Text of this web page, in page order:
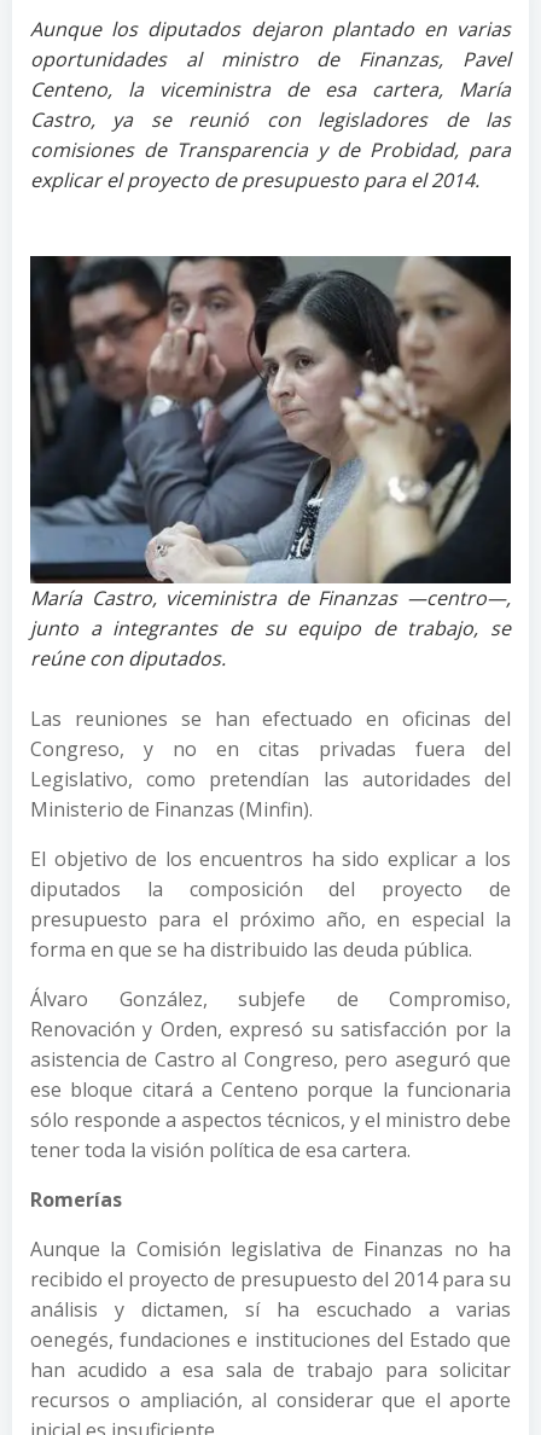
Aunque los diputados dejaron plantado en varias
oportunidades al ministro de Finanzas, Pavel
Centeno, la viceministra de esa cartera, María
Castro, ya se reunió con legisladores de las
comisiones de Transparencia y de Probidad, para
explicar el proyecto de presupuesto para el 2014.
María Castro, viceministra de Finanzas —centro—,
junto a integrantes de su equipo de trabajo, se
reúne con diputados.
Las reuniones se han efectuado en oficinas del
Congreso, y no en citas privadas fuera del
Legislativo, como pretendían las autoridades del
Ministerio de Finanzas (Minfin).
El objetivo de los encuentros ha sido explicar a los
diputados la composición del proyecto de
presupuesto para el próximo año, en especial la
forma en que se ha distribuido las deuda pública.
Álvaro González, subjefe de Compromiso,
Renovación y Orden, expresó su satisfacción por la
asistencia de Castro al Congreso, pero aseguró que
ese bloque citará a Centeno porque la funcionaria
sólo responde a aspectos técnicos, y el ministro debe
tener toda la visión política de esa cartera.
Romerías
Aunque la Comisión legislativa de Finanzas no ha
recibido el proyecto de presupuesto del 2014 para su
análisis y dictamen, sí ha escuchado a varias
oenegés, fundaciones e instituciones del Estado que
han acudido a esa sala de trabajo para solicitar
recursos o ampliación, al considerar que el aporte